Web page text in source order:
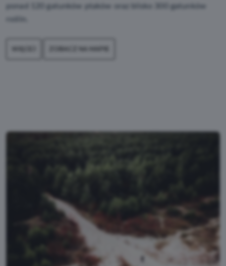
ponad 120 gatunków ptaków oraz blisko 300 gatunków
ZOBACZ NA MAPIE